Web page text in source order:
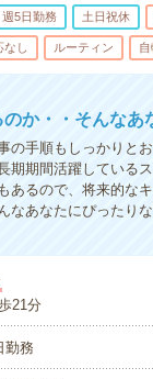
週5日勤務 土日祝休
なし ルーティン
か・・そんな
の手順もしっかりと
期期間活躍している
あるので、将来的な
なあなたにぴったり
21分
勤務